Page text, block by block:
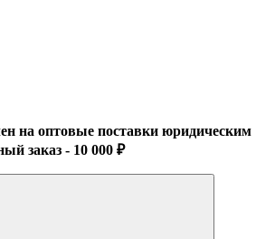
на оптовые поставки юридическим
заказ - 10 000 ₽